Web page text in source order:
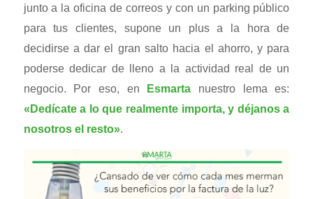
junto a la oficina de correos y con un parking público
para tus clientes, supone un plus a la hora de
decidirse a dar el gran salto hacia el ahorro, y para
poderse dedicar de lleno a la actividad real de un
negocio. Por eso, en
Esmarta nuestro lema es:
«Dedícate a lo que realmente importa, y déjanos a
nosotros el resto».